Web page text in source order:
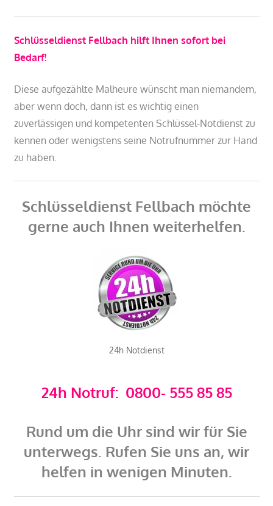
Schlüsseldienst Fellbach hilft Ihnen sofort bei
Bedarf!
Diese aufgezählte Malheure wünscht man niemandem,
aber wenn doch, dann ist es wichtig einen
zuverlässigen und kompetenten Schlüssel-Notdienst zu
kennen oder wenigstens seine Notrufnummer zur Hand
zu haben.
Schlüsseldienst Fellbach möchte
gerne auch Ihnen weiterhelfen.
24h Notdienst
24h Notruf: 0800- 555 85 85
Rund um die Uhr sind wir für Sie
unterwegs. Rufen Sie uns an, wir
helfen in wenigen Minuten.